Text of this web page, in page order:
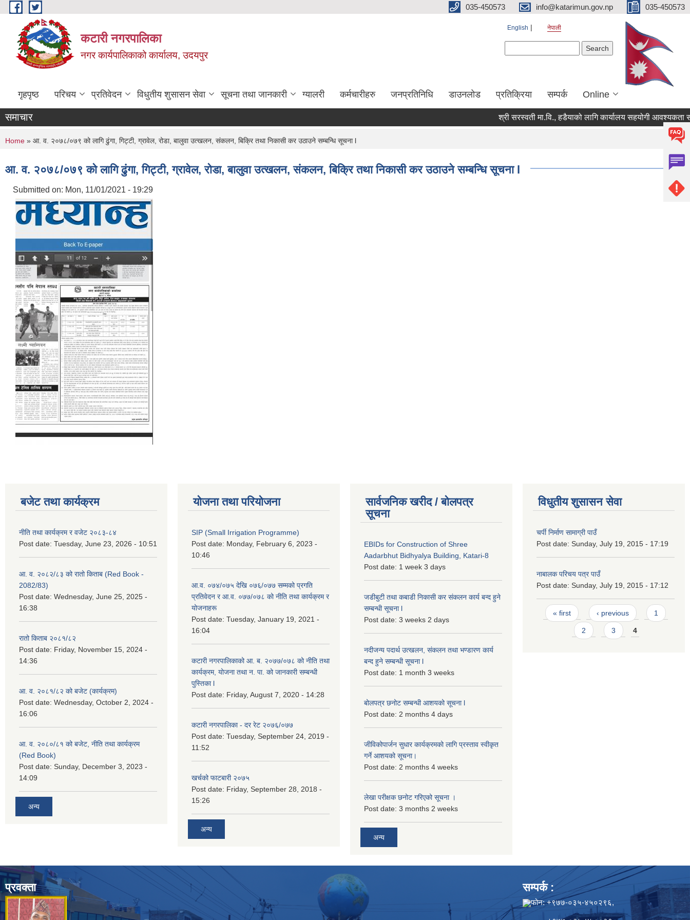
Skip to main content 035-450573 info@katarimun.gov.np 035-450573
कटारी नगरपालिका
नगर कार्यपालिकाको कार्यालय, उदयपुर
English नेपाली
गृहपृष्ठ परिचय प्रतिवेदन विधुतीय शुसासन सेवा सूचना तथा जानकारी ग्यालरी कर्मचारीहरु जनप्रतिनिधि डाउनलोड प्रतिक्रिया सम्पर्क Online
समाचार श्री सरस्वती मा.वि., हडैयाको लागि कार्यालय सहयोगी आवश्यकता
You are here
Home » आ. व. २०७८/०७९ को लागि ढुंगा, गिट्टी, ग्रावेल, रोडा, बालुवा उत्खलन, संकलन, बिक्रि तथा निकासी कर उठाउने सम्बन्धि सूचना l
आ. व. २०७८/०७९ को लागि ढुंगा, गिट्टी, ग्रावेल, रोडा, बालुवा उत्खलन, संकलन, बिक्रि तथा निकासी कर उठाउने सम्बन्धि सूचना l
Submitted on: Mon, 11/01/2021 - 19:29
बजेट तथा कार्यक्रम
नीति तथा कार्यक्रम र वजेट २०८३-८४
Post date: Tuesday, June 23, 2026 - 10:51
आ. व. २०८२/८३ को रातो किताब (Red Book -
2082/83)
Post date: Wednesday, June 25, 2025 -
16:38
रातो किताब २०८१/८२
Post date: Friday, November 15, 2024 -
14:36
आ. व. २०८१/८२ को बजेट (कार्यक्रम)
Post date: Wednesday, October 2, 2024 -
16:06
आ. व. २०८०/८१ को बजेट, नीति तथा कार्यक्रम
(Red Book)
Post date: Sunday, December 3, 2023 -
14:09
अन्य
योजना तथा परियोजना
SIP (Small Irrigation Programme)
Post date: Monday, February 6, 2023 -
10:46
आ.व. ०७४/०७५ देखि ०७६/०७७ सम्मको प्रगति
प्रतिवेदन र आ.व. ०७७/०७८ को नीति तथा कार्यक्रम र
योजनाहरू
Post date: Tuesday, January 19, 2021 -
16:04
कटारी नगरपालिकाको आ. ब. २०७७/०७८ को नीति तथा
कार्यक्रम, योजना तथा न. पा. को जानकारी सम्बन्धी
पुस्तिका l
Post date: Friday, August 7, 2020 - 14:28
कटारी नगरपालिका - दर रेट २०७६/०७७
Post date: Tuesday, September 24, 2019 -
11:52
खर्चको फाटबारी २०७५
Post date: Friday, September 28, 2018 -
15:26
अन्य
सार्वजनिक खरीद / बोलपत्र
सूचना
EBIDs for Construction of Shree
Aadarbhut Bidhyalya Building, Katari-8
Post date: 1 week 3 days
जडीबुटी तथा कबाडी निकासी कर संकलन कार्य बन्द हुने
सम्बन्धी सूचना l
Post date: 3 weeks 2 days
नदीजन्य पदार्थ उत्खलन, संकलन तथा भण्डारण कार्य
बन्द हुने सम्बन्धी सूचना l
Post date: 1 month 3 weeks
बोलपत्र छनोट सम्बन्धी आशयको सूचना l
Post date: 2 months 4 days
जीविकोपार्जन सुधार कार्यक्रमको लागि प्रस्ताव स्वीकृत
गर्ने आशयको सूचना।
Post date: 2 months 4 weeks
लेखा परीक्षक छनोट गरिएको सूचना ।
Post date: 3 months 2 weeks
अन्य
विधुतीय शुसासन सेवा
चर्पी निर्माण सामाग्री पाउँ
Post date: Sunday, July 19, 2015 - 17:19
नाबालक परिचय पत्र पाउँ
Post date: Sunday, July 19, 2015 - 17:12
Pages
« first ‹ previous 1
2 3 4
प्रवक्ता सम्पर्क :
फोन: +९७७-०३५-४५०२९६,